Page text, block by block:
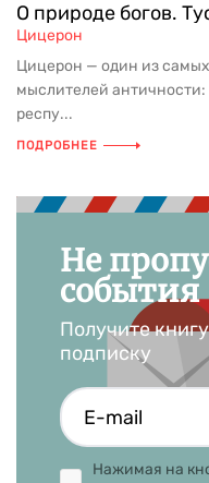
О природе богов.
Цицерон
Цицерон — один из
мыслителей
респу...
ПОДРОБНЕЕ
Не
события
Получите
подписку
Нажимая на